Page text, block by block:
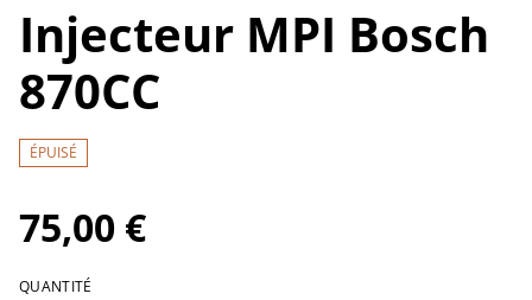
Injecteur MPI Bosch
870CC
ÉPUISÉ
75,00 €
QUANTITÉ